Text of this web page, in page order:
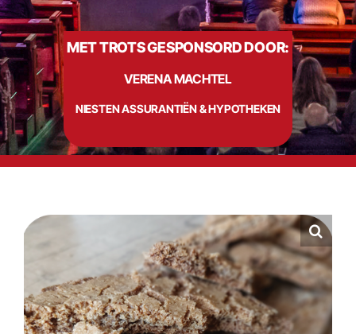
MET TROTS GESPONSORD DOOR:
VERENA MACHTEL
NIESTEN ASSURANTIËN & HYPOTHEKEN
Info
Contact